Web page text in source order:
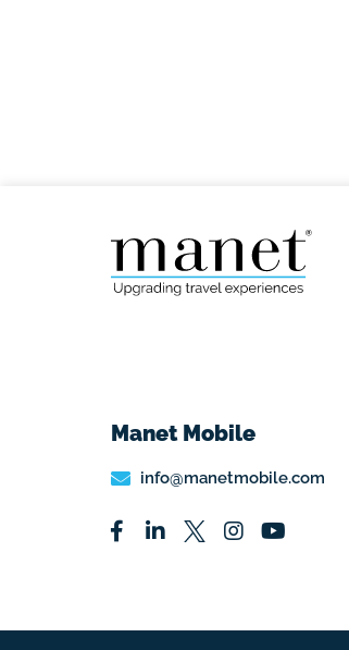
Manet Mobile
info@manetmobile.com